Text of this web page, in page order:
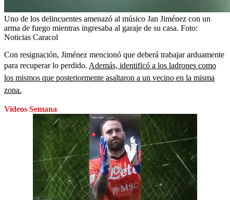
Uno de los delincuentes amenazó al músico Jan Jiménez con un
arma de fuego mientras ingresaba al garaje de su casa. Foto:
Noticias Caracol
Con resignación, Jiménez mencionó que deberá trabajar arduamente
para recuperar lo perdido. Además, identificó a los ladrones como
los mismos que posteriormente asaltaron a un vecino en la misma
zona.
Videos Semana